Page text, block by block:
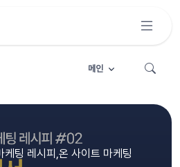
메인
팅 레시피,온 사이트 마케팅